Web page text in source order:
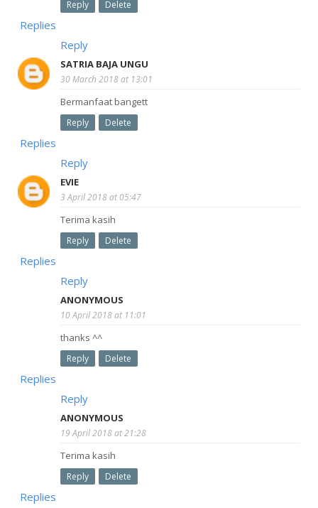
Reply Delete
Replies
Reply
SATRIA BAJA UNGU
30 March 2018 at 13:01
Bermanfaat bangett
Reply Delete
Replies
Reply
EVIE
3 April 2018 at 05:47
Terima kasih
Reply Delete
Replies
Reply
ANONYMOUS
10 April 2018 at 11:01
thanks ^^
Reply Delete
Replies
Reply
ANONYMOUS
19 April 2018 at 21:28
Terima kasih
Reply Delete
Replies